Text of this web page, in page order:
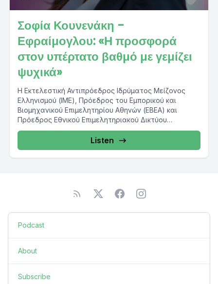
Σοφία Κουνενάκη -
Εφραίμογλου: «Η προσφορά
στον υπέρτατο βαθμό με γεμίζει
ψυχικά»
Η Εκτελεστική Αντιπρόεδρος Ιδρύματος Μείζονος
Ελληνισμού (ΙΜΕ), Πρόεδρος του Εμπορικού και
Βιομηχανικού Επιμελητηρίου Αθηνών (ΕΒΕΑ) και
Πρόεδρος Εθνικού Επιμελητηριακού Δικτύου
Ελληνίδων Γυναικών Επιχειρηματιών (ΕΕΔΕΓΕ)...
Listen
Podcast
About
Subscribe